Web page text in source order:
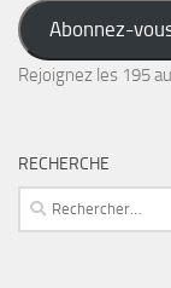
adresse
e-
mail
Abonnez-
Rejoignez les 195
RECHERCHE
Rechercher :